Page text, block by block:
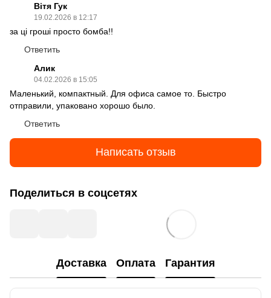
Вітя Гук
19.02.2026 в 12:17
за ці гроші просто бомба!!
Ответить
Алик
04.02.2026 в 15:05
Маленький, компактный. Для офиса самое то. Быстро
отправили, упаковано хорошо было.
Ответить
Написать отзыв
Поделиться в соцсетях
Доставка Оплата Гарантия